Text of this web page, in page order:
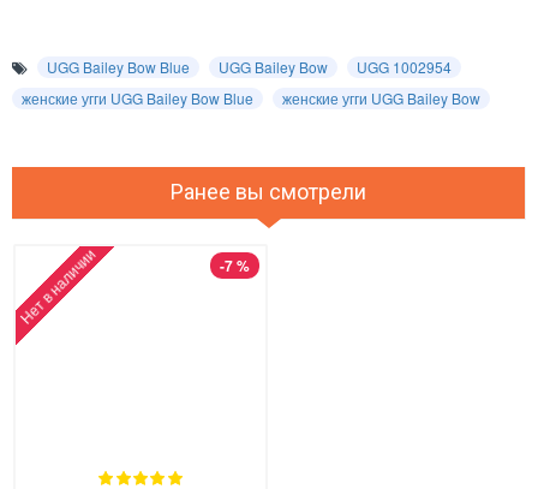
UGG Bailey Bow Blue UGG Bailey Bow
UGG 1002954
женские угги UGG Bailey Bow Blue
женские угги UGG Bailey Bow
Ранее вы смотрели
-7 %
Нет в наличии